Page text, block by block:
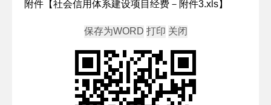
附件【社会信用体系建设项目经费－附件3.xls】